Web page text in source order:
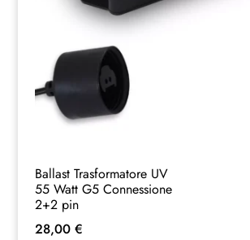
Ballast Trasformatore UV
55 Watt G5 Connessione
2+2 pin
28,00 €